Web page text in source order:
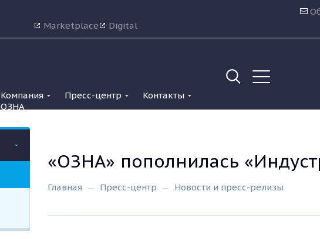
Marketplace
Digital
Компания
ОЗНА
Пресс-центр Контакты
«ОЗНА» пополнилась
Главная Пресс-центр Новости и пресс-релизы